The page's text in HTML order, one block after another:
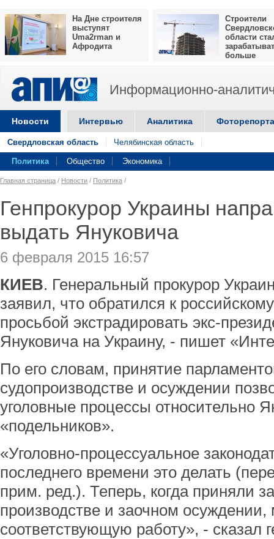
На Дне строителя
выступят
Uma2rman и
Афродита
Строители
области
больше
Информационно-
Новости Интервью Аналитика
Свердловская область Челябинская область
Политика Общество Экономика
Главная страница / Новости / Политика /
Генпрокурор Украины
выдать Януковича
6 февраля 2015 16:57
КИЕВ. Генеральный прокурор
заявил, что обратился к
просьбой экстрадировать экс-
Януковича на Украину, - пишет
По его словам, принятие
судопроизводстве и осуждении
уголовные процессы относительно
«подельников».
«Уголовно-процессуальное
последнего времени это делать
прим. ред.). Теперь, когда приняли
производстве и заочном
соответствующую работу», - сказал